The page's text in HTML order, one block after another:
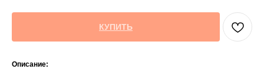
КУПИТЬ
Описание: